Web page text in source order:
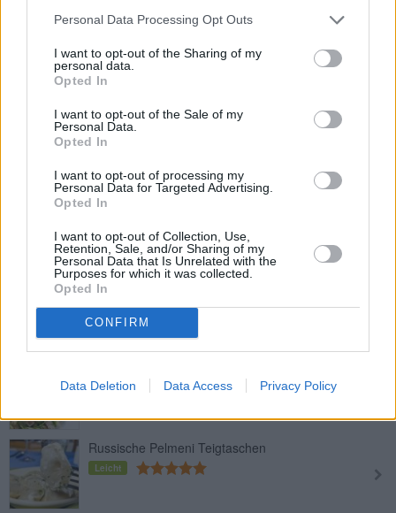
Personal Data Processing Opt Outs
I want to opt-out of the Sharing of my
personal data.
Opted In
I want to opt-out of the Sale of my
Personal Data.
Opted In
I want to opt-out of processing my
Personal Data for Targeted Advertising.
Opted In
I want to opt-out of Collection, Use,
Retention, Sale, and/or Sharing of my
Personal Data that Is Unrelated with the
Purposes for which it was collected.
Opted In
CONFIRM
Data Deletion Data Access Privacy Policy
Linguine mit Meeresfrüchten
Leicht
Farfalle Nudeln mit Tomatensauce
und Garnelen
Nudeln mit Linsen
Kastanien-Nudelteig Grundrezept
Leicht
Rucola
Russische Pelmeni Teigtaschen
Leicht